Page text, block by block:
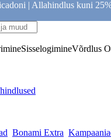
| Allahindlus kuni
SisselogimineVõrdlus
Bonami Extra